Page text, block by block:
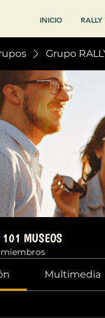
INICIO
Grupo
101 MUSEOS
miembros
Multimedia